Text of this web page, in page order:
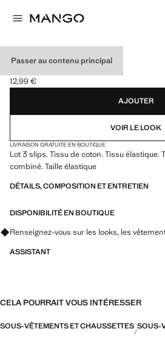
Passer au contenu principal
LOT 3 SLIPS COMBINÉS
Prix actuel [12,99 € ]
12,99 €
Choisissez une couleur
AJOUTER
VOIR LE LOOK
LIVRAISON GRATUITE EN BOUTIQUE
Lot 3 slips. Tissu de coton. Tissu élastique.
combiné. Taille élastique
DÉTAILS, COMPOSITION ET ENTRETIEN
DISPONIBILITÉ EN BOUTIQUE
Renseignez-vous sur les looks, les
ASSISTANT
CELA POURRAIT VOUS INTÉRESSER
SOUS-VÊTEMENTS ET CHAUSSETTES SOUS-